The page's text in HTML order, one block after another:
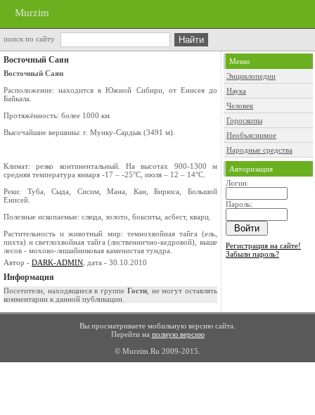
Murzim
поиск по сайту
Восточный Саян
Восточный Саян
Расположение: находится в Южной Сибири, от Енисея до
Байкала.
Протяжённость: более 1000 км
Высочайшие вершины: г. Мунку-Сардык (3491 м).
Климат: резко континентальный. На высотах 900-1300 м
средняя температура января -17 – -25°С, июля – 12 – 14°С.
Реки: Туба, Сыда, Сисим, Мана, Кан, Бирюса, Большой
Енисей.
Полезные ископаемые: слюда, золото, бокситы, асбест, кварц.
Растительность и животный мир: темнохвойная тайга (ель,
пихта) и светлохвойная тайга (лиственнично-кедровой), выше
лесов - мохово-лишайниковая каменистая тундра.
Автор - DARK-ADMIN , дата - 30.10.2010
Информация
Посетители, находящиеся в группе Гости, не могут оставлять
комментарии к данной публикации.
Меню
Энциклопедии
Наука
Человек
Гороскопы
Необъяснимое
Народные средства
Авторизация
Логин:
Пароль:
Регистрация на сайте!
Забыли пароль?
Вы просматриваете мобильную версию сайта.
Перейти на полную версию
© Murzim.Ru 2009-2015.